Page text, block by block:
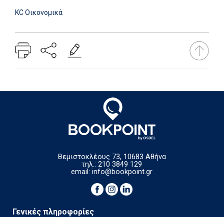
KC Οικονομικά
Θεμιστοκλέους 73, 10683 Αθήνα
τηλ.: 210 3849 129
email:info@bookpoint.gr
Γενικές πληροφορίες